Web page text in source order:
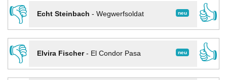
👎
neu
Echt Steinbach - Wegwerfsoldat
👍
👎
neu
Elvira Fischer- El Condor Pasa
👍